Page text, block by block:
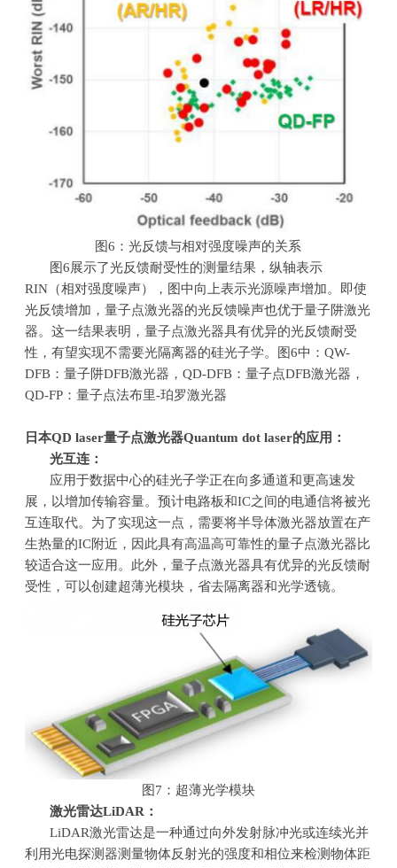
图6 ：光反馈与相对强度噪声的关系
图6展示了光反馈耐受性的测量结果，纵轴表示
RIN （相对强度噪声），图中向上表示光源噪声增加。即使
光反馈增加，量子点激光器的光反馈噪声也优于量子阱激光
器。这一结果表明，量子点激光器具有优异的光反馈耐受
性，有望实现不需要光隔离器的硅光子学。图6中：QW-
DFB ：量子阱DFB激光器，QD-DFB ：量子点DFB激光器，
QD-FP ：量子点法布里-珀罗激光器
日本QD laser量子点激光器Quantum dot laser的应用：
光互连：
应用于数据中心的硅光子学正在向多通道和更高速发
展，以增加传输容量。预计电路板和IC之间的电通信将被光
互连取代。为了实现这一点，需要将半导体激光器放置在产
生热量的IC附近，因此具有高温高可靠性的量子点激光器比
较适合这一应用。此外，量子点激光器具有优异的光反馈耐
受性，可以创建超薄光模块，省去隔离器和光学透镜。
图 7 ：超薄光学模块
激光雷达LiDAR ：
LiDAR激光雷达是一种通过向外发射脉冲光或连续光并
利用光电探测器测量物体反射光的强度和相位来检测物体距